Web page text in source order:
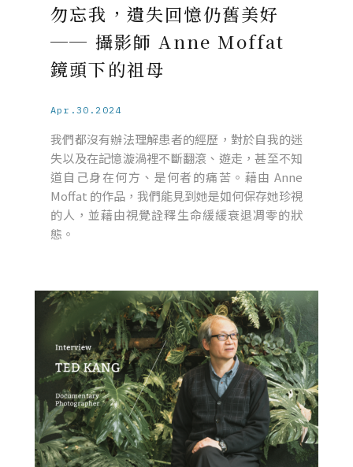
勿忘我，遺失回憶仍舊美好
── 攝影師 Anne Moffat
鏡頭下的祖母
Apr.30.2024
我們都沒有辦法理解患者的經歷，對於自我的迷
失以及在記憶漩渦裡不斷翻滾、遊走，甚至不知
道自己身在何方、是何者的痛苦。藉由 Anne
Moffat 的作品，我們能見到她是如何保存她珍視
的人，並藉由視覺詮釋生命緩緩衰退凋零的狀
態。